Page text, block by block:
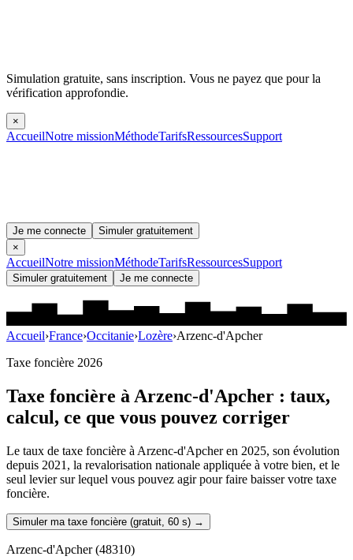
Simulation gratuite, sans inscription. Vous ne payez que pour la
vérification approfondie.
×
AccueilNotre missionMéthodeTarifsRessourcesSupport
Je me connecte
Simuler gratuitement
×
AccueilNotre missionMéthodeTarifsRessourcesSupport
Simuler gratuitement Je me connecte
Accueil›France›Occitanie›Lozère›Arzenc-d'Apcher
Taxe foncière 2026
Taxe foncière àArzenc-d'Apcher : taux,
calcul, ce que vous pouvez corriger
Le taux de taxe foncière à Arzenc-d'Apcher en 2025, son évolution
depuis 2021, la revalorisation nationale appliquée à votre bien, et le
seul levier sur lequel vous pouvez agir pour faire baisser votre taxe
foncière.
Simuler ma taxe foncière (gratuit, 60 s) →
Arzenc-d'Apcher(48310)